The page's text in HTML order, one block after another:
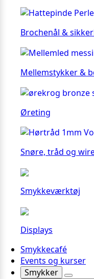
Brochenål &
Mellemstykker &
Øreting
Snøre, tråd og
Smykkeværktøj
Displays
Smykkecafé
Events og kurser
Smykker